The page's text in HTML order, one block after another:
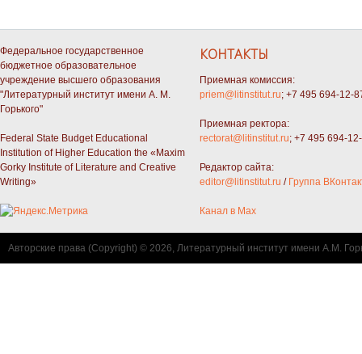
Федеральное государственное
бюджетное образовательное
учреждение высшего образования
"Литературный институт имени А. М.
Горького"
Federal State Budget Educational
Institution of Higher Education the «Maxim
Gorky Institute of Literature and Creative
Writing»
КОНТАКТЫ
Приемная комиссия:
priem@litinstitut.ru; +7 495 694-12-
Приемная ректора:
rectorat@litinstitut.ru; +7 495 694-
Редактор сайта:
editor@litinstitut.ru / Группа
Канал в Max
Авторские права (Copyright) © 2026, Литературный институт имени А.М.